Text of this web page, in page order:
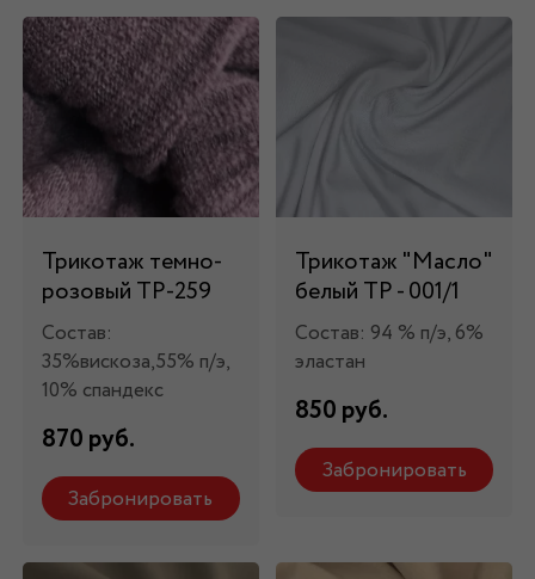
Трикотаж темно-
розовый ТР-259
Состав:
35%вискоза,55% п/э,
10% спандекс
870 руб.
Забронировать
Трикотаж "Масло"
белый ТР - 001/1
Состав: 94 % п/э, 6%
эластан
850 руб.
Забронировать